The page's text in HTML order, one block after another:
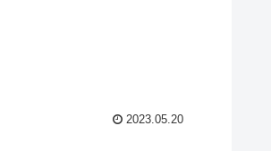
2023.05.20